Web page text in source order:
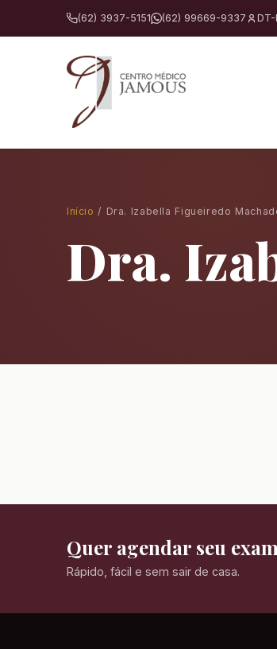
(62) 3937-5151 (62) 99669-9337 DT-
Início / Dra. Izabella Figueiredo
Dra.
Quer agendar seu
Rápido, fácil e sem sair de casa.